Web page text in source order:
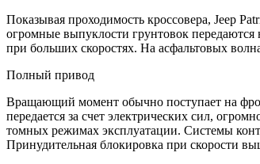
Показывая проходимость кроссовера, Jeep
огромные выпуклости грунтовок передаются
при больших скоростях. На асфальтовых
Полный привод
Вращающий момент обычно поступает на
передается за счет электрических сил,
томных режимах эксплуатации. Системы
Принудительная блокировка при скорости